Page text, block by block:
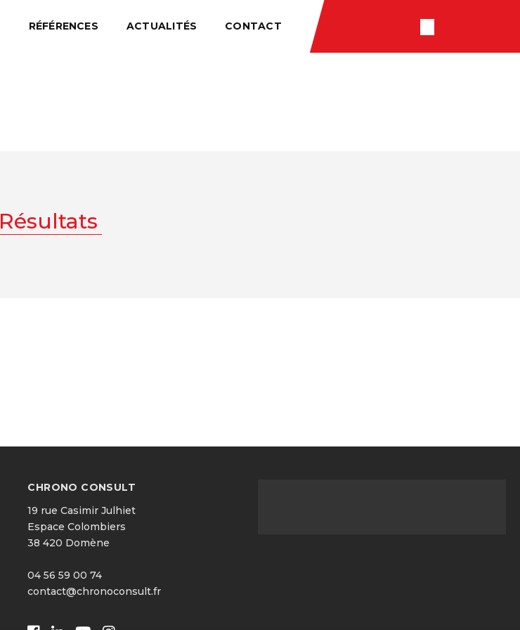
RÉFÉRENCES ACTUALITÉS CONTACT
Résultats
CHRONO CONSULT
19 rue Casimir Julhiet
Espace Colombiers
38 420 Domène
04 56 59 00 74
contact@chronoconsult.fr